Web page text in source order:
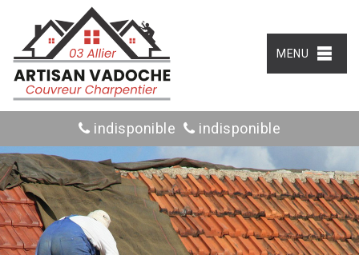
MENU
indisponible indisponible